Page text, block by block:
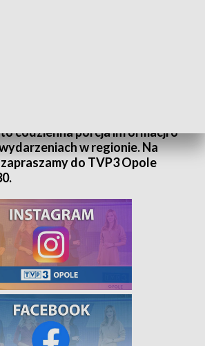
codzienna porcja informacji o
w regionie. Na
do TVP3 Opole